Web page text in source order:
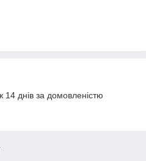
днів за домовленістю